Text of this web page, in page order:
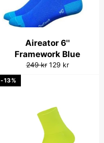
Aireator 6''
Framework Blue
Vanlig
249 kr Salgspris
129 kr
-13%